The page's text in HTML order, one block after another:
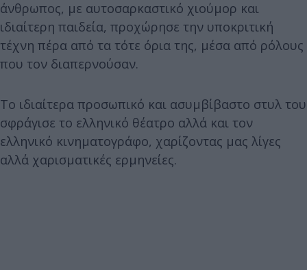
άνθρωπος, με αυτοσαρκαστικό χιούμορ και
ιδιαίτερη παιδεία, προχώρησε την υποκριτική
τέχνη πέρα από τα τότε όρια της, μέσα από ρόλους
που τον διαπερνούσαν.
Το ιδιαίτερα προσωπικό και ασυμβίβαστο στυλ του
σφράγισε το ελληνικό θέατρο αλλά και τον
ελληνικό κινηματογράφο, χαρίζοντας μας λίγες
αλλά χαρισματικές ερμηνείες.